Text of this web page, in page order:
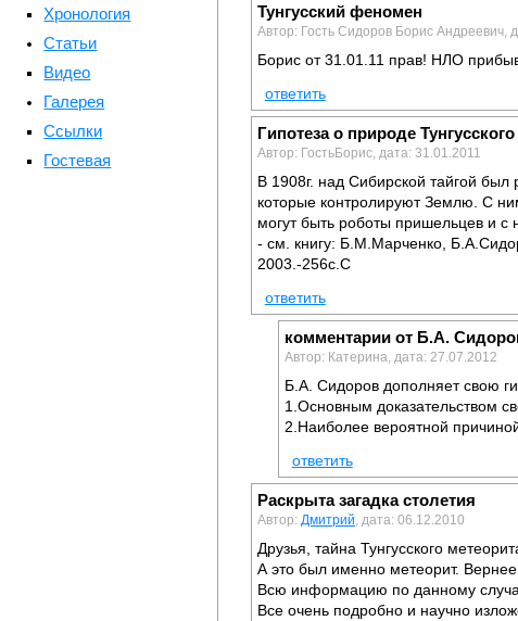
Хронология
Статьи
Видео
Галерея
Ссылки
Гостевая
Тунгусский феномен
Автор: Гость Сидоров Борис Андреевич,
Борис от 31.01.11 прав! НЛО
ответить
Гипотеза о природе
Автор: ГостьБорис, дата: 31.01.2011
В 1908г. над Сибирской тайгой
которые контролируют Землю. С
могут быть роботы пришельцев и
- см. книгу: Б.М.Марченко,
2003.-256с.C
ответить
комментарии от Б.А.
Автор: Катерина, дата: 27.07.2012
Б.А. Сидоров дополняет свою
1.Основным доказательством
2.Наиболее вероятной
ответить
Раскрыта загадка столетия
Автор: Дмитрий, дата: 06.12.2010
Друзья, тайна Тунгусского
А это был именно метеорит. Вернее
Всю информацию по данному
Все очень подробно и научно